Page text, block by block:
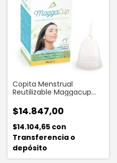
Copita Menstrual
Reutilizable Maggacup
Transparente
$14.847,00
$14.104,65 con
Transferencia o
depósito